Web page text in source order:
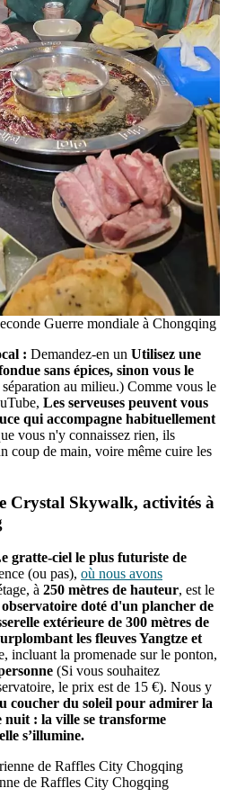
Guerre mondiale à Chongqing
: Demandez-en un Utilisez une
sans épices, sinon vous le
au milieu.) Comme vous le
Les serveuses peuvent vous
qui accompagne habituellement
vous n'y connaissez rien, ils
coup de main, voire même cuire les
Crystal Skywalk, activités à
gratte-ciel le plus futuriste de
(ou pas), où nous avons
à 250 mètres de hauteur, est le
doté d'un plancher de
extérieure de 300 mètres de
les fleuves Yangtze et
incluant la promenade sur le ponton,
(Si vous souhaitez
le prix est de 15 €). Nous y
coucher du soleil pour admirer la
nuit : la ville se transforme
s’illumine.
de Raffles City Chogqing